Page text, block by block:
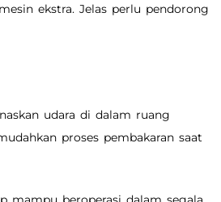
ekstra. Jelas perlu pendorong
udara di dalam ruang
proses pembakaran saat